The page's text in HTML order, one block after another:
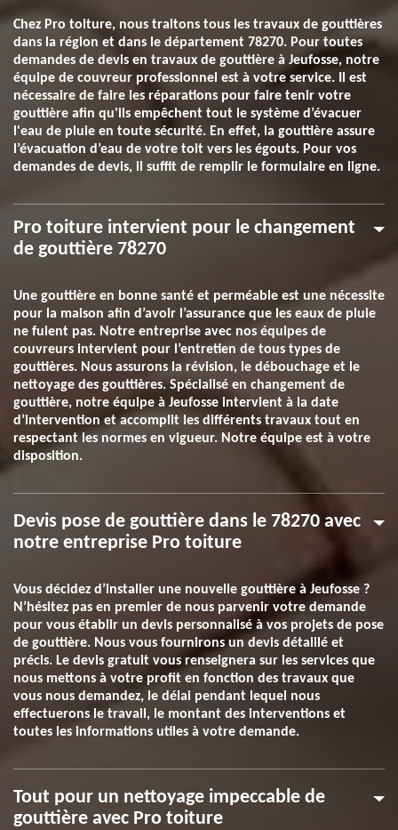
Chez Pro toiture, nous traitons tous les travaux de gouttières
dans la région et dans le département 78270. Pour toutes
demandes de devis en travaux de gouttière à Jeufosse, notre
équipe de couvreur professionnel est à votre service. Il est
nécessaire de faire les réparations pour faire tenir votre
gouttière afin qu'ils empêchent tout le système d’évacuer
l'eau de pluie en toute sécurité. En effet, la gouttière assure
l’évacuation d’eau de votre toit vers les égouts. Pour vos
demandes de devis, il suffit de remplir le formulaire en ligne.
Pro toiture intervient pour le changement
de gouttière 78270
Une gouttière en bonne santé et perméable est une nécessite
pour la maison afin d’avoir l’assurance que les eaux de pluie
ne fuient pas. Notre entreprise avec nos équipes de
couvreurs intervient pour l’entretien de tous types de
gouttières. Nous assurons la révision, le débouchage et le
nettoyage des gouttières. Spécialisé en changement de
gouttière, notre équipe à Jeufosse intervient à la date
d’intervention et accomplit les différents travaux tout en
respectant les normes en vigueur. Notre équipe est à votre
disposition.
Devis pose de gouttière dans le 78270 avec
notre entreprise Pro toiture
Vous décidez d’installer une nouvelle gouttière à Jeufosse ?
N’hésitez pas en premier de nous parvenir votre demande
pour vous établir un devis personnalisé à vos projets de pose
de gouttière. Nous vous fournirons un devis détaillé et
précis. Le devis gratuit vous renseignera sur les services que
nous mettons à votre profit en fonction des travaux que
vous nous demandez, le délai pendant lequel nous
effectuerons le travail, le montant des interventions et
toutes les informations utiles à votre demande.
Tout pour un nettoyage impeccable de
gouttière avec Pro toiture